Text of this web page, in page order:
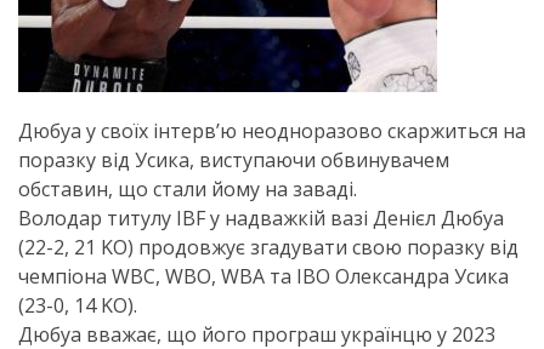
Дюбуа у своїх інтерв’ю неодноразово скаржиться на
поразку від Усика, виступаючи обвинувачем
обставин, що стали йому на заваді.
Володар титулу IBF у надважкій вазі Денієл Дюбуа
(22-2, 21 KO) продовжує згадувати свою поразку від
чемпіона WBC, WBO, WBA та IBO Олександра Усика
(23-0, 14 KO).
Дюбуа вважає, що його програш українцю у 2023